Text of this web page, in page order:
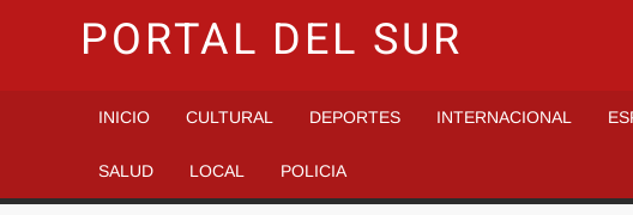
PORTAL DEL SUR
INICIO CULTURAL DEPORTES INTERNACIONAL
SALUD LOCAL POLICIA